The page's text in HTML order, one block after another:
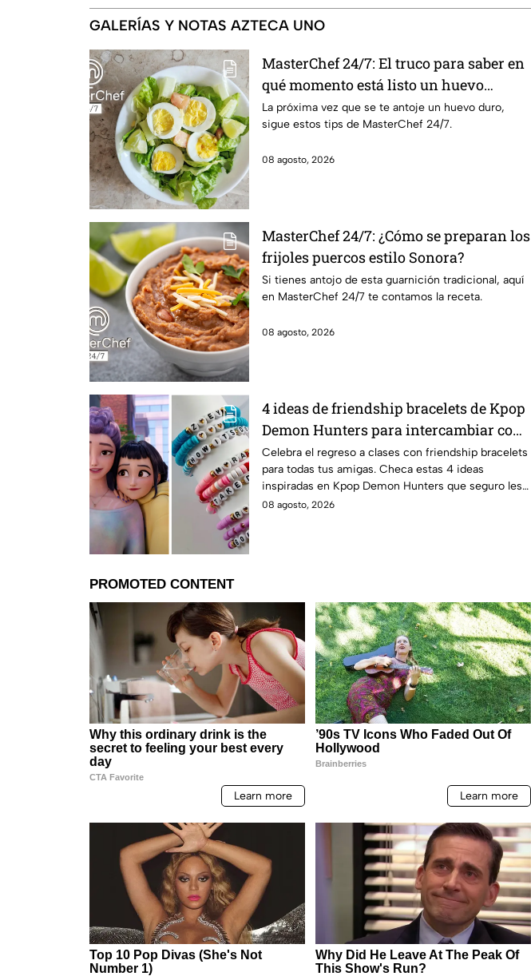
GALERÍAS Y NOTAS AZTECA UNO
MasterChef 24/7: El truco para saber en
qué momento está listo un huevo
cocido
La próxima vez que se te antoje un huevo duro,
sigue estos tips de MasterChef 24/7.
08 agosto, 2026
MasterChef 24/7: ¿Cómo se preparan los
frijoles puercos estilo Sonora?
Si tienes antojo de esta guarnición tradicional, aquí
en MasterChef 24/7 te contamos la receta.
08 agosto, 2026
4 ideas de friendship bracelets de Kpop
Demon Hunters para intercambiar con
tus mejores amigas este regreso a
clases
Celebra el regreso a clases con friendship bracelets
para todas tus amigas. Checa estas 4 ideas
inspiradas en Kpop Demon Hunters que seguro les
encantará.
08 agosto, 2026